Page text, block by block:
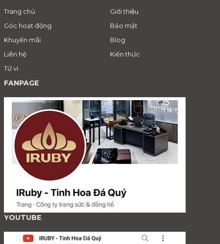
Trang chủ
Giới thiệu
Góc hoạt động
Bảo mật
Khuyến mãi
Blog
Liên hệ
Kiến thức
Tử vi
FANPAGE
YOUTUBE